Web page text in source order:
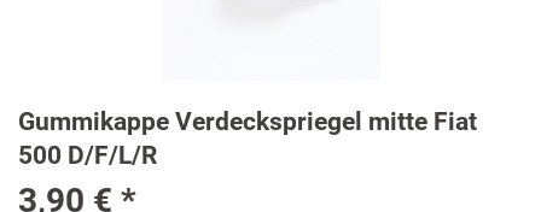
Gummikappe Verdeckspriegel mitte Fiat
500 D/F/L/R
3,90 € *